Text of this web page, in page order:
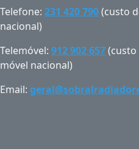
Telefone: 231 420 790(custo
nacional)
Telemóvel: 912 902 657(custo
móvel nacional)
Email: